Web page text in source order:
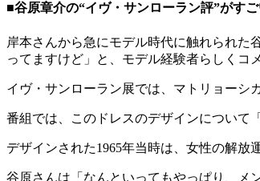
■谷原章介の“イヴ・サンローラン評”がす
岸本さんから急にモデル時代に触れられた
ってますけど」と、モデル経験者らしくコ
イヴ・サンローラン展では、マトリョーシ
番組では、このドレスのデザインについて
デザインされた1965年当時は、女性の解放
谷原さんは「なんといってもやっぱり、メ